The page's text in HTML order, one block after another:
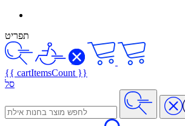
תפריט
{{ cartItemsCount }}
סל